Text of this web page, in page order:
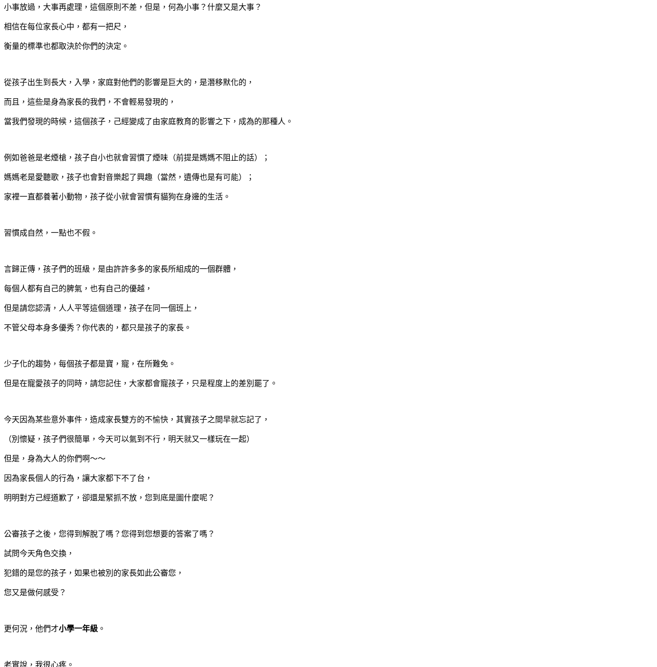
小事放過，大事再處理，這個原則不差，但是，何為小事？什麼又是大事？
相信在每位家長心中，都有一把尺，
衡量的標準也都取決於你們的決定。
從孩子出生到長大，入學，家庭對他們的影響是巨大的，是潛移默化的，
而且，這些是身為家長的我們，不會輕易發現的，
當我們發現的時候，這個孩子，己經變成了由家庭教育的影響之下，成為的那種人。
例如爸爸是老煙槍，孩子自小也就會習慣了煙味（前提是媽媽不阻止的話）；
媽媽老是愛聽歌，孩子也會對音樂起了興趣（當然，遺傳也是有可能）；
家裡一直都養著小動物，孩子從小就會習慣有貓狗在身邊的生活。
習慣成自然，一點也不假。
言歸正傳，孩子們的班級，是由許許多多的家長所組成的一個群體，
每個人都有自己的脾氣，也有自己的優越，
但是請您認清，人人平等這個道理，孩子在同一個班上，
不管父母本身多優秀？你代表的，都只是孩子的家長。
少子化的趨勢，每個孩子都是寶，寵，在所難免。
但是在寵愛孩子的同時，請您記住，大家都會寵孩子，只是程度上的差別罷了。
今天因為某些意外事件，造成家長雙方的不愉快，其實孩子之間早就忘記了，
（別懷疑，孩子們很簡單，今天可以氣到不行，明天就又一樣玩在一起）
但是，身為大人的你們啊～～
因為家長個人的行為，讓大家都下不了台，
明明對方己經道歉了，卻還是緊抓不放，您到底是圖什麼呢？
公審孩子之後，您得到解脫了嗎？您得到您想要的答案了嗎？
試問今天角色交換，
犯錯的是您的孩子，如果也被別的家長如此公審您，
您又是做何感受？
更何況，他們才小學一年級 。
老實說，我很心疼。